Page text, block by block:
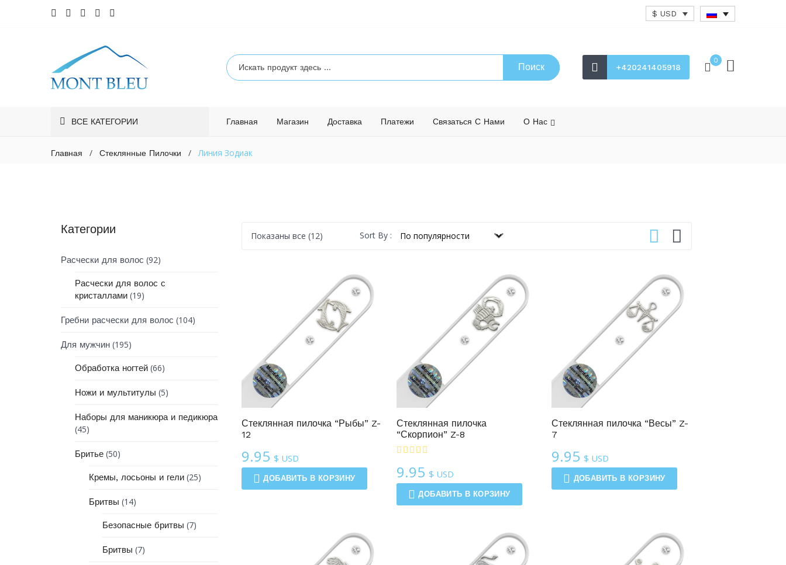
$ USD
Поиск +420241405918
0
ВСЕ КАТЕГОРИИ Главная Магазин Доставка Платежи Связаться С Нами О Нас
Главная / Стеклянные Пилочки / Линия Зодиак
Категории
Расчески для волос (92)
Расчески для волос с
кристаллами (19)
Гребни расчески для волос (104)
Для мужчин (195)
Обработка ногтей (66)
Ножи и мультитулы (5)
Наборы для маникюра и педикюра
(45)
Бритье (50)
Кремы, лосьоны и гели (25)
Бритвы (14)
Безопасные бритвы (7)
Бритвы (7)
Показаны все (12) Сортировка:Sort By :
Линия Зодиак
Стеклянная пилочка “Рыбы” Z-
12
9.95 $ USD
ДОБАВИТЬ В КОРЗИНУ
Линия Зодиак
Стеклянная пилочка
“Скорпион” Z-8
9.95$ USD
ДОБАВИТЬ В КОРЗИНУ
Линия Зодиак
Стеклянная пилочка “Весы” Z-
7
9.95$ USD
ДОБАВИТЬ В КОРЗИНУ